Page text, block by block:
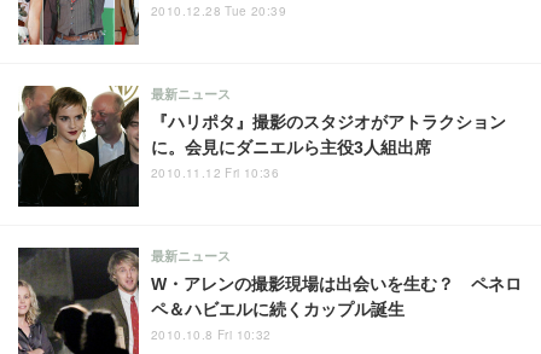
2010.12.28 Tue 20:39
『ハリポタ』撮影のスタジオがアトラクション
に。会見にダニエルら主役3人組出席
最新ニュース
2010.11.12 Fri 10:36
W・アレンの撮影現場は出会いを生む？ ペネロ
ペ＆ハビエルに続くカップル誕生
最新ニュース
2010.10.8 Fri 10:32